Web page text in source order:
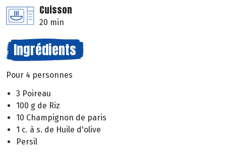
Cuisson
20 min
Ingrédients
Pour 4 personnes
3 Poireau
100 g de Riz
10 Champignon de paris
1 c. à s. de Huile d'olive
Persil